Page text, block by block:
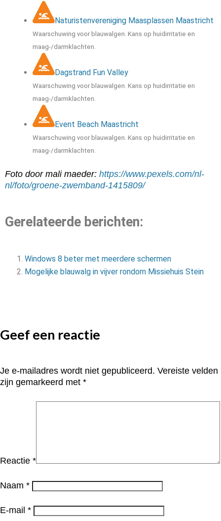
Naturistenvereniging Maasplassen Maastricht
Waarschuwing voor blauwalgen. Kans op huidirritatie en
maag-/darmklachten.
Dagstrand Fun Valley
Waarschuwing voor blauwalgen. Kans op huidirritatie en
maag-/darmklachten.
Event Beach Maastricht
Waarschuwing voor blauwalgen. Kans op huidirritatie en
maag-/darmklachten.
Foto door mali maeder: https://www.pexels.com/nl-
nl/foto/groene-zwemband-1415809/
Gerelateerde berichten:
Windows 8 beter met meerdere schermen
Mogelijke blauwalg in vijver rondom Missiehuis Stein
Geef een reactie
Je e-mailadres wordt niet gepubliceerd. Vereiste velden
zijn gemarkeerd met *
Reactie *
Naam *
E-mail *